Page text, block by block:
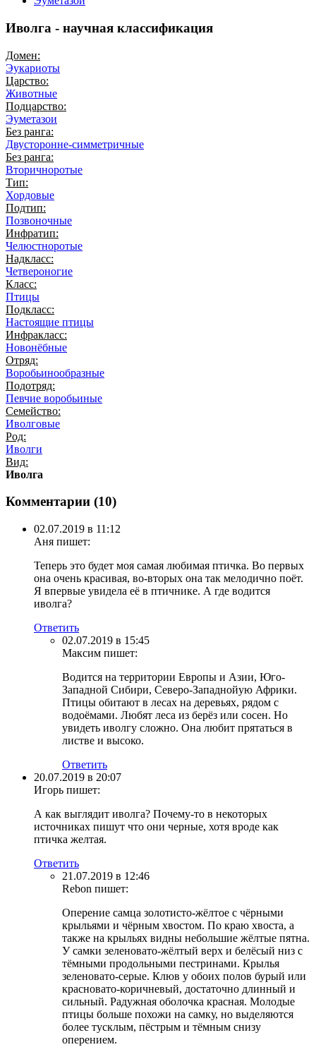
Иволга - научная классификация
Домен:
Эукариоты
Царство:
Животные
Подцарство:
Эуметазои
Без ранга:
Двусторонне-симметричные
Без ранга:
Вторичноротые
Тип:
Хордовые
Подтип:
Позвоночные
Инфратип:
Челюстноротые
Надкласс:
Четвероногие
Класс:
Птицы
Подкласс:
Настоящие птицы
Инфракласс:
Новонёбные
Отряд:
Воробьинообразные
Подотряд:
Певчие воробьиные
Семейство:
Иволговые
Род:
Иволги
Вид:
Иволга
Комментарии (10)
02.07.2019 в 11:12
Аня пишет:
Теперь это будет моя самая любимая птичка. Во первых
она очень красивая, во-вторых она так мелодично поёт.
Я впервые увидела её в птичнике. А где водится
иволга?
Ответить
02.07.2019 в 15:45
Максим пишет:
Водится на территории Европы и Азии, Юго-
Западной Сибири, Северо-Западнойую Африки.
Птицы обитают в лесах на деревьях, рядом с
водоёмами. Любят леса из берёз или сосен. Но
увидеть иволгу сложно. Она любит прятаться в
листве и высоко.
Ответить
20.07.2019 в 20:07
Игорь пишет:
А как выглядит иволга? Почему-то в некоторых
источниках пишут что они черные, хотя вроде как
птичка желтая.
Ответить
21.07.2019 в 12:46
Rebon пишет:
Оперение самца золотисто-жёлтое с чёрными
крыльями и чёрным хвостом. По краю хвоста, а
также на крыльях видны небольшие жёлтые пятна.
У самки зеленовато-жёлтый верх и белёсый низ с
тёмными продольными пестринами. Крылья
зеленовато-серые. Клюв у обоих полов бурый или
красновато-коричневый, достаточно длинный и
сильный. Радужная оболочка красная. Молодые
птицы больше похожи на самку, но выделяются
более тусклым, пёстрым и тёмным снизу
оперением.